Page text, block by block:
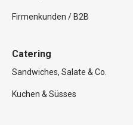
Firmenkunden / B2B
Catering
Sandwiches, Salate & Co.
Kuchen & Süsses